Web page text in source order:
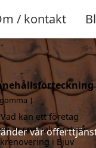
/ kontakt
vår
gömma
Vad kan ett företag
är specialiserat på
i Bjuv